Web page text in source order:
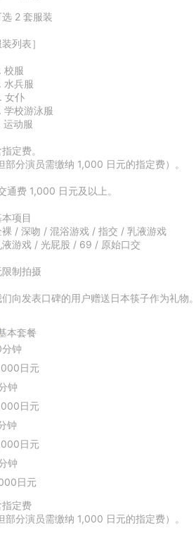
选 2 套服装
装列表］
校服
水兵服
女仆
学校游泳服
运动服
定费。
部分演员需缴纳 1,000 日元的指定费）。
通费 1,000 日元及以上。
项目
裸 / 深吻 / 混浴游戏 / 指交 / 乳液游戏
液游戏 / 光屁股 / 69 / 原始口交
限制拍摄
向发表口碑的用户赠送日本筷子作为礼物。
本套餐
钟
日元
钟
日元
钟
日元
钟
日元
指定费
部分演员需缴纳 1,000 日元的指定费）。